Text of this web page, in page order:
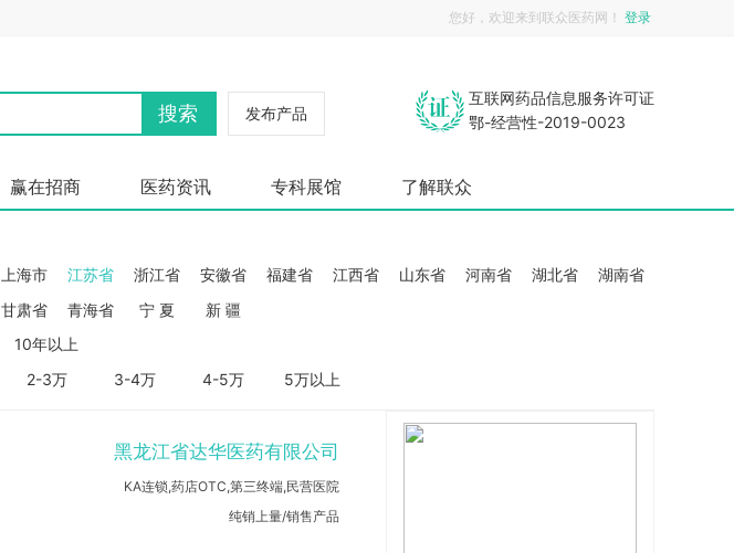
您好，欢迎来到联众医药网！ 登录
互联网药品信息服务许可证
鄂-经营性-2019-0023
搜索 发布产品
赢在招商 医药资讯 专科展馆 了解联众
上海市 江苏省 浙江省 安徽省 福建省 江西省 山东省 河南省 湖北省
湖南省
甘肃省 青海省 宁 夏
新 疆
10年以上
2-3万 3-4万 4-5万 5万以上
黑龙江省达华医药有限公司
KA连锁,药店OTC,第三终端,民营医院
纯销上量/销售产品